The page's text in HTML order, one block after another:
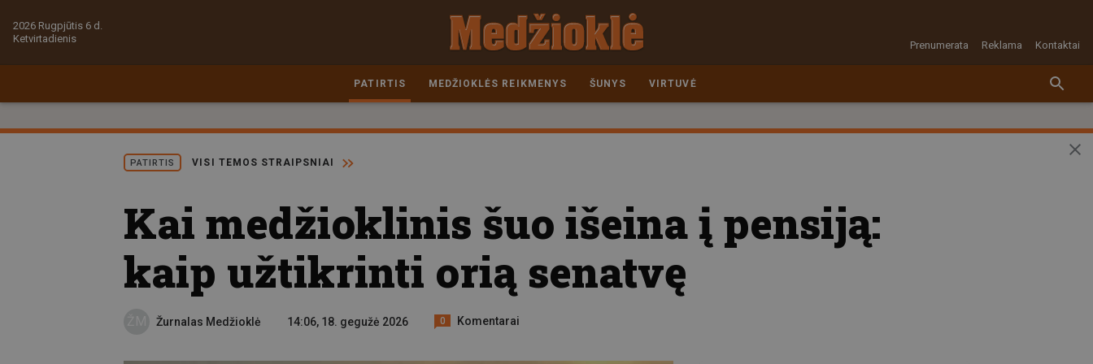
2026 Rugpjūtis 6 d.
Ketvirtadienis
Prenumerata Reklama Kontaktai
PATIRTIS MEDŽIOKLĖS REIKMENYS ŠUNYS VIRTUVĖ
PATIRTIS VISI TEMOS STRAIPSNIAI
Kai medžioklinis šuo išeina į pensiją:
kaip užtikrinti orią senatvę
Žurnalas Medžioklė 14:06, 18. gegužė 2026 0 Komentarai